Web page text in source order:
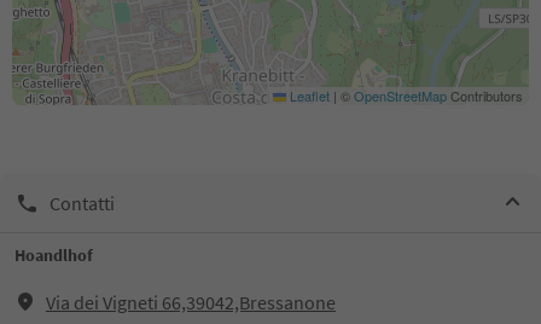
Leaflet | ©OpenStreetMapContributors
Contatti
Hoandlhof
Via dei Vigneti 66,39042,Bressanone